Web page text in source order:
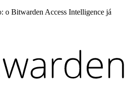
o Bitwarden Access Intelligence já